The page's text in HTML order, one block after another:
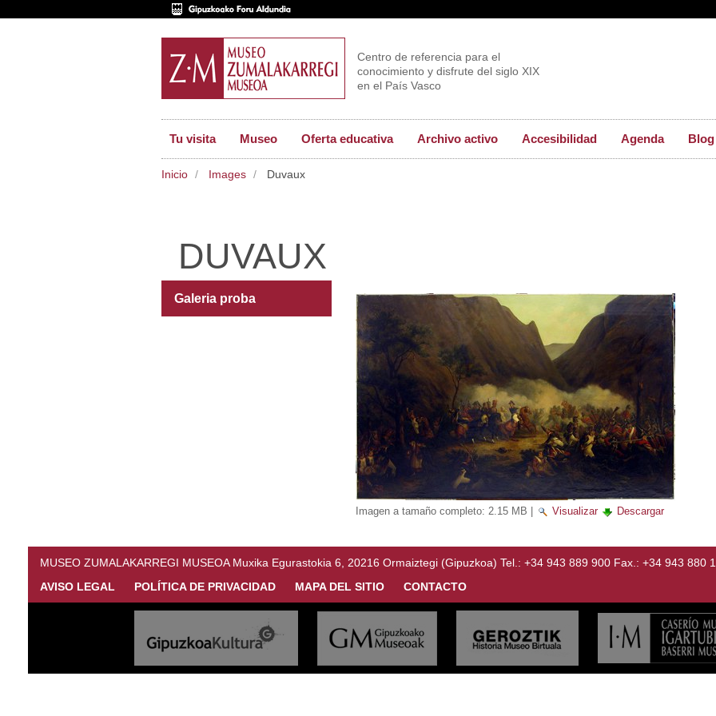
Centro de referencia para el
conocimiento y disfrute del siglo XIX
en el País Vasco
Tu visita Museo Oferta educativa Archivo activo Accesibilidad Agenda Blog
Inicio Images Duvaux
DUVAUX
Imagen a tamaño completo: 2.15 MB Visualizar Descargar
Galeria proba
MUSEO ZUMALAKARREGI MUSEOA Muxika Egurastokia 6, 20216 Ormaiztegi (Gipuzkoa) Tel.: +34 943 889 900 Fax.: +34 943 880
AVISO LEGAL
POLÍTICA DE PRIVACIDAD MAPA DEL SITIO CONTACTO